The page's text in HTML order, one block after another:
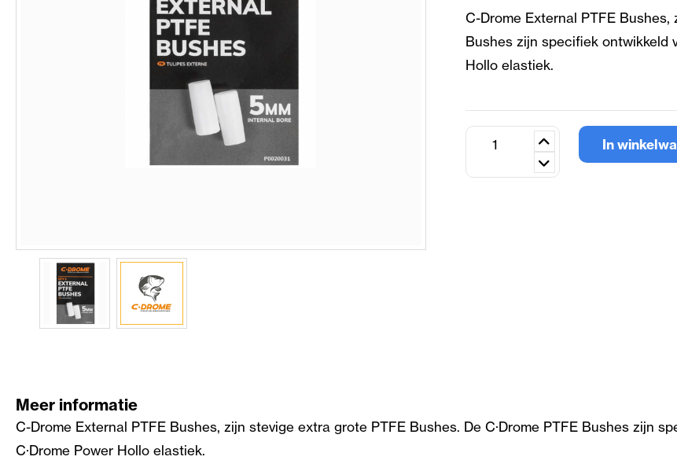
C-Drome External PTFE Bushes,
Bushes zijn specifiek ontwikkeld
Hollo elastiek.
In
Meer informatie
C-Drome External PTFE Bushes, zijn stevige extra grote PTFE Bushes. De C·Drome PTFE Bushes zijn
C·Drome Power Hollo elastiek.